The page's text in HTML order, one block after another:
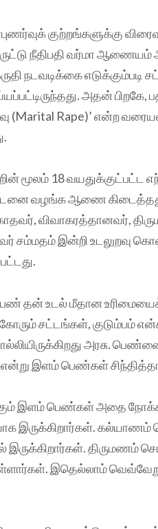
குற்றங்களுக்கு
நீதிபதி வர்மா
நடவடிக்கை
அதன் பிறகே,
(Marital Rape)’ என்ற
மூலம் 18 வயதுக்குட்பட்ட
வழங்க ஆணை
விவாகரத்தானவர்,
சம்மதம் இன்றி உடலுறவு
தன் உடல் மீதான
கோரும் சட்டங்கள், குடும்பம்
அரசு.
இளம் பெண்கள்
இளம் பெண்கள் அதை
இருக்கிறார்கள்.
இருக்கிறார்கள். திருமணம்
இதெல்லாம் வெவ்வேறு